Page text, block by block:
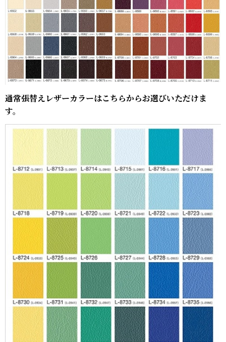
通常張替えレザーカラーはこちらからお選びいただけま
す。